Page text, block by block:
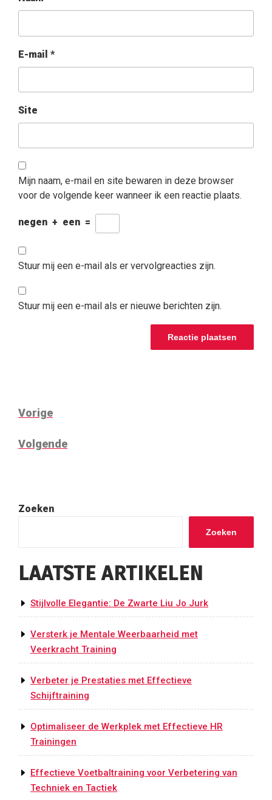
E-mail *
Site
Mijn naam, e-mail en site bewaren in deze browser
voor de volgende keer wanneer ik een reactie plaats.
negen + een =
Stuur mij een e-mail als er vervolgreacties zijn.
Stuur mij een e-mail als er nieuwe berichten zijn.
BERICHTNAVIGATIE
Vorig
Vorige
Volgend
Volgende
Zoeken
Zoeken
LAATSTE ARTIKELEN
Stijlvolle Elegantie: De Zwarte Liu Jo Jurk
Versterk je Mentale Weerbaarheid met
Veerkracht Training
Verbeter je Prestaties met Effectieve
Schijftraining
Optimaliseer de Werkplek met Effectieve HR
Trainingen
Effectieve Voetbaltraining voor Verbetering van
Techniek en Tactiek